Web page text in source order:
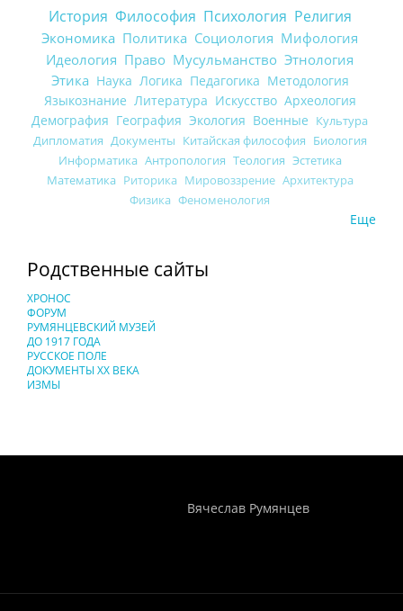
История Философия Психология Религия
Экономика Политика Социология Мифология
Идеология Право Мусульманство Этнология
Этика Наука Логика Педагогика Методология
Языкознание Литература Искусство Археология
Демография География Экология Военные Культура
Дипломатия Документы Китайская философия Биология
Информатика Антропология Теология Эстетика
Математика Риторика Мировоззрение Архитектура
Физика Феноменология
Еще
Родственные сайты
ХРОНОС
ФОРУМ
РУМЯНЦЕВСКИЙ МУЗЕЙ
ДО 1917 ГОДА
РУССКОЕ ПОЛЕ
ДОКУМЕНТЫ XX ВЕКА
ИЗМЫ
Вячеслав Румянцев